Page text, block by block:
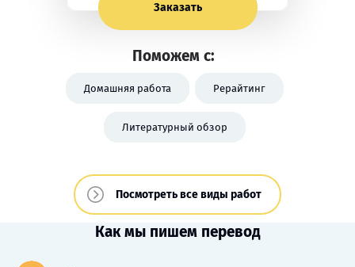
Заказать
Поможем с:
Домашняя работа Рерайтинг
Литературный обзор
Посмотреть все виды работ
Как мы пишем перевод